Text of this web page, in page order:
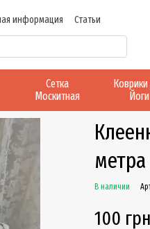
информация Статьи
Сетка
Москитная
Йоги
метра
В наличии
100 грн